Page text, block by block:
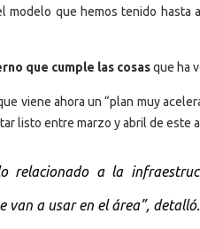
modelo que hemos tenido hasta
que cumple las cosasque ha
viene ahora un “plan muy
listo entre marzo y abril de este
relacionado a la
van a usar en el área”, detalló.